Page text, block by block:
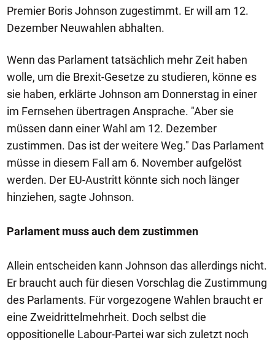
Premier Boris Johnson zugestimmt. Er will am 12.
Dezember Neuwahlen abhalten.
Wenn das Parlament tatsächlich mehr Zeit haben
wolle, um die Brexit-Gesetze zu studieren, könne es
sie haben, erklärte Johnson am Donnerstag in einer
im Fernsehen übertragen Ansprache. "Aber sie
müssen dann einer Wahl am 12. Dezember
zustimmen. Das ist der weitere Weg." Das Parlament
müsse in diesem Fall am 6. November aufgelöst
werden. Der EU-Austritt könnte sich noch länger
hinziehen, sagte Johnson.
Parlament muss auch dem zustimmen
Allein entscheiden kann Johnson das allerdings nicht.
Er braucht auch für diesen Vorschlag die Zustimmung
des Parlaments. Für vorgezogene Wahlen braucht er
eine Zweidrittelmehrheit. Doch selbst die
oppositionelle Labour-Partei war sich zuletzt noch